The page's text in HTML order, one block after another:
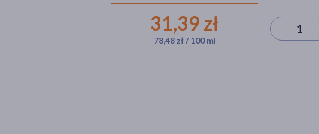
31,39 zł
78,48 zł / 100 ml
Wybierz ilość